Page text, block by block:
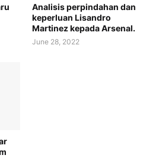
Analisis perpindahan dan
keperluan Lisandro
Martinez kepada Arsenal.
June 28, 2022